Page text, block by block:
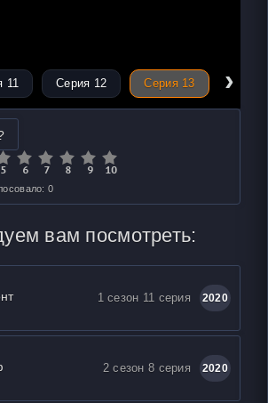
11 Серия 12 Серия 13 ›
0
вам посмотреть:
1 сезон 11 серия 2020
2 сезон 8 серия 2020